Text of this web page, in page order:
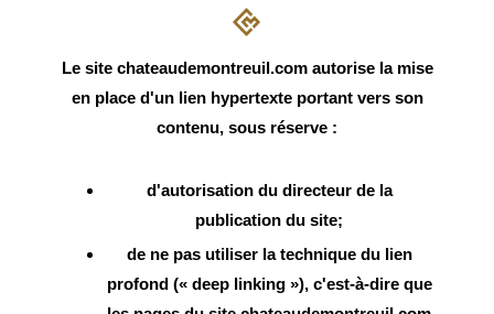
Le site chateaudemontreuil.com autorise la mise
en place d'un lien hypertexte portant vers son
contenu, sous réserve :
d'autorisation du directeur de la
publication du site;
de ne pas utiliser la technique du lien
profond (« deep linking »), c'est-à-dire que